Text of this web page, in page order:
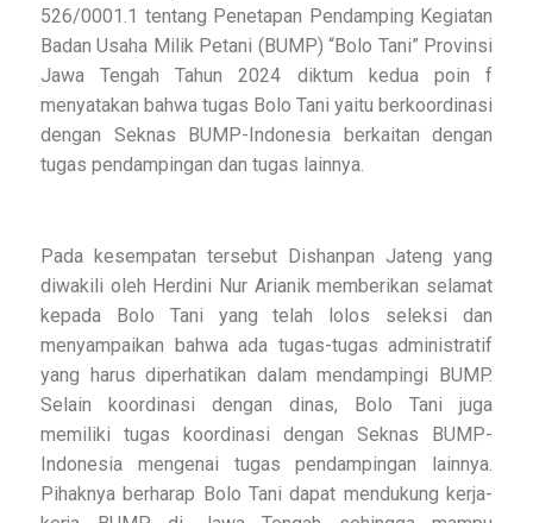
526/0001.1 tentang Penetapan Pendamping Kegiatan
Badan Usaha Milik Petani (BUMP) “Bolo Tani” Provinsi
Jawa Tengah Tahun 2024 diktum kedua poin f
menyatakan bahwa tugas Bolo Tani yaitu berkoordinasi
dengan Seknas BUMP-Indonesia berkaitan dengan
tugas pendampingan dan tugas lainnya.
Pada kesempatan tersebut Dishanpan Jateng yang
diwakili oleh Herdini Nur Arianik memberikan selamat
kepada Bolo Tani yang telah lolos seleksi dan
menyampaikan bahwa ada tugas-tugas administratif
yang harus diperhatikan dalam mendampingi BUMP.
Selain koordinasi dengan dinas, Bolo Tani juga
memiliki tugas koordinasi dengan Seknas BUMP-
Indonesia mengenai tugas pendampingan lainnya.
Pihaknya berharap Bolo Tani dapat mendukung kerja-